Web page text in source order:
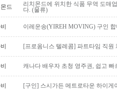
드
리치몬드에 위치한 식품 무역 도매
다. (물류)
이레운송(YIREH MOVING) 구인
[프로옴니스 텔레콤] 파트타임 직원
캐나다 배우자 초청 영주권, 쉽고 빠
[구인] 스시가든 메트로타운 하이게